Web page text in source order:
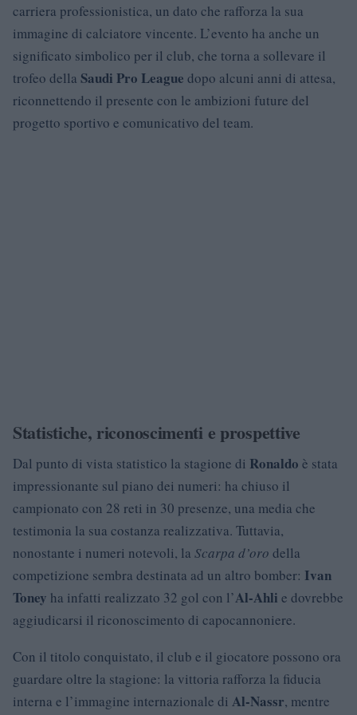
carriera professionistica, un dato che rafforza la sua
immagine di calciatore vincente. L’evento ha anche un
significato simbolico per il club, che torna a sollevare il
trofeo della Saudi Pro League dopo alcuni anni di attesa,
riconnettendo il presente con le ambizioni future del
progetto sportivo e comunicativo del team.
Statistiche, riconoscimenti e prospettive
Dal punto di vista statistico la stagione di Ronaldo è stata
impressionante sul piano dei numeri: ha chiuso il
campionato con 28 reti in 30 presenze, una media che
testimonia la sua costanza realizzativa. Tuttavia,
nonostante i numeri notevoli, la Scarpa d’oro della
competizione sembra destinata ad un altro bomber: Ivan
Toney ha infatti realizzato 32 gol con l’Al-Ahli e dovrebbe
aggiudicarsi il riconoscimento di capocannoniere.
Con il titolo conquistato, il club e il giocatore possono ora
guardare oltre la stagione: la vittoria rafforza la fiducia
interna e l’immagine internazionale di Al-Nassr, mentre